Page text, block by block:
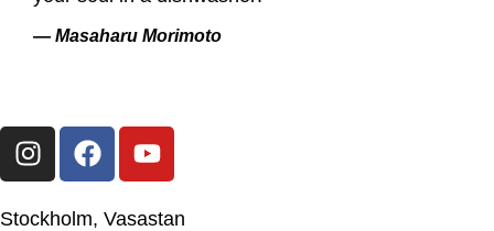
— Masaharu Morimoto
Stockholm, Vasastan